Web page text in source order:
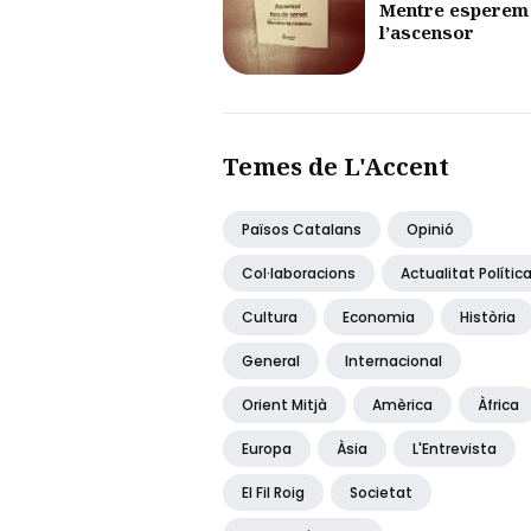
Mentre esperem
l’ascensor
Temes de L'Accent
Països Catalans Opinió
Col·laboracions Actualitat Política
Cultura Economia Història
General Internacional
Orient Mitjà Amèrica Àfrica
Europa Àsia L'Entrevista
El Fil Roig Societat